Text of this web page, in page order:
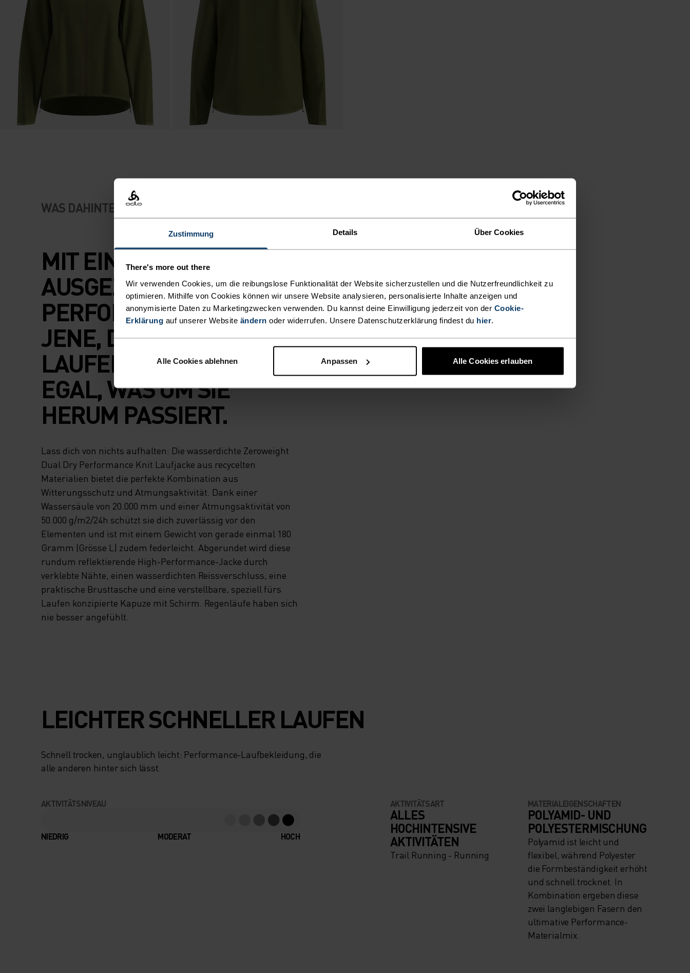
Zustimmung Details Über Cookies
There's more out there
Wir verwenden Cookies, um die reibungslose Funktionalität der Website sicherzustellen und die Nutzerfreundlichkeit zu
optimieren. Mithilfe von Cookies können wir unsere Website analysieren, personalisierte Inhalte anzeigen und
anonymisierte Daten zu Marketingzwecken verwenden. Du kannst deine Einwilligung jederzeit von der Cookie-
Erklärung auf unserer Website ändern oder widerrufen. Unsere Datenschutzerklärung findest du hier.
Alle Cookies ablehnen Anpassen Alle Cookies erlauben
WAS DAHINTERSTECKT
MIT EINEM ISPO AWARD
AUSGEZEICHNETE
PERFORMANCE FÜR ALL
JENE, DIE EINFACH
LAUFEN WOLLEN –
EGAL, WAS UM SIE
HERUM PASSIERT.
Lass dich von nichts aufhalten: Die wasserdichte Zeroweight
Dual Dry Performance Knit Laufjacke aus recycelten
Materialien bietet die perfekte Kombination aus
Witterungsschutz und Atmungsaktivität. Dank einer
Wassersäule von 20.000 mm und einer Atmungsaktivität von
50.000 g/m2/24h schützt sie dich zuverlässig vor den
Elementen und ist mit einem Gewicht von gerade einmal 180
Gramm (Grösse L) zudem federleicht. Abgerundet wird diese
rundum reflektierende High-Performance-Jacke durch
verklebte Nähte, einen wasserdichten Reissverschluss, eine
praktische Brusttasche und eine verstellbare, speziell fürs
Laufen konzipierte Kapuze mit Schirm. Regenläufe haben sich
nie besser angefühlt.
LEICHTER SCHNELLER LAUFEN
Schnell trocken, unglaublich leicht: Performance-Laufbekleidung, die
alle anderen hinter sich lässt.
AKTIVITÄTSNIVEAU
NIEDRIG MODERAT HOCH
AKTIVITÄTSART
ALLES
HOCHINTENSIVE
AKTIVITÄTEN
Trail Running - Running
MATERIALEIGENSCHAFTEN
POLYAMID- UND
POLYESTERMISCHUNG
Polyamid ist leicht und
flexibel, während Polyester
die Formbeständigkeit erhöht
und schnell trocknet. In
Kombination ergeben diese
zwei langlebigen Fasern den
ultimative Performance-
Materialmix.